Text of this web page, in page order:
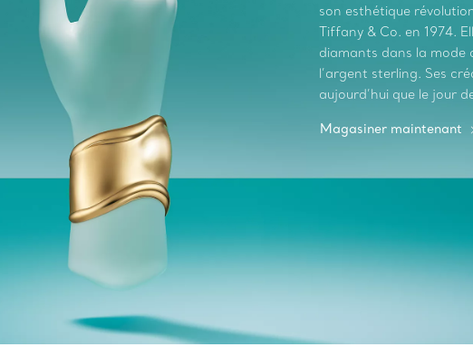
son esthétique
Tiffany & Co. en 1974.
diamants dans la mode
l’argent sterling. Ses
aujourd’hui que le jour
Magasiner maintenant